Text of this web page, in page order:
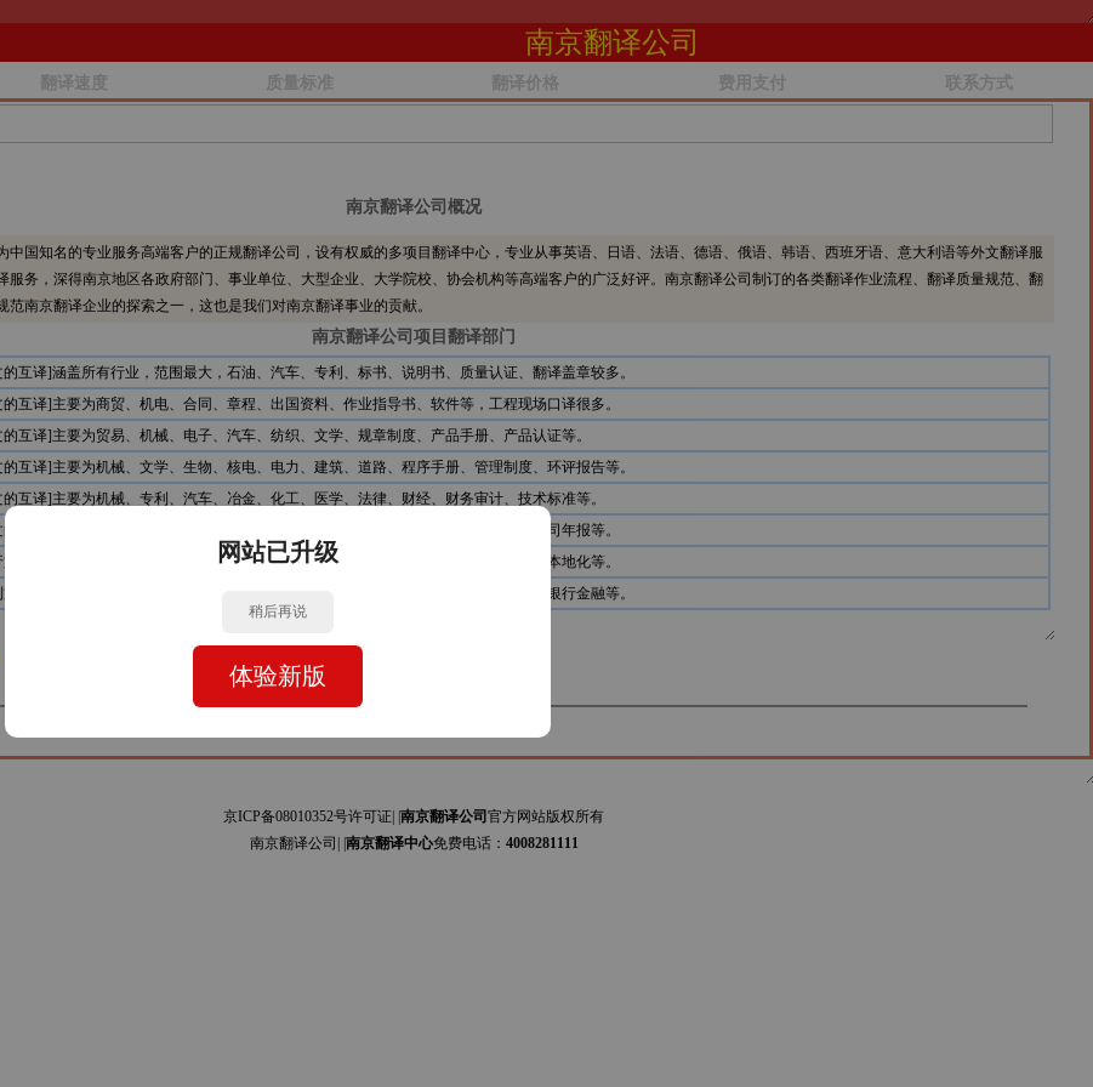
南京翻译公司
翻译速度 质量标准 翻译价格 费用支付 联系方式
南京翻译公司概况
国知名的专业服务高端客户的正规翻译公司，设有权威的多项目翻译中心，专业从事英语、日语、法语、德语、俄语、韩语、西班牙语、意大利语等外文翻译服
服务，深得南京地区各政府部门、事业单位、大型企业、大学院校、协会机构等高端客户的广泛好评。南京翻译公司制订的各类翻译作业流程、翻译质量规范、翻
南京翻译企业的探索之一，这也是我们对南京翻译事业的贡献。
南京翻译公司项目翻译部门
互译]涵盖所有行业，范围最大，石油、汽车、专利、标书、说明书、质量认证、翻译盖章较多。
互译]主要为商贸、机电、合同、章程、出国资料、作业指导书、软件等，工程现场口译很多。
互译]主要为贸易、机械、电子、汽车、纺织、文学、规章制度、产品手册、产品认证等。
互译]主要为机械、文学、生物、核电、电力、建筑、道路、程序手册、管理制度、环评报告等。
互译]主要为机械、专利、汽车、冶金、化工、医学、法律、财经、财务审计、技术标准等。
互译]主要为石油、服装、贸易、文学、食品、机电、电信、计算机、审计报告、公司年报等。
与中文的互译]主要为安装手册、设备规范、会计报表、司法文书、证书文件、网站本地化等。
与中文的互译]主要为艺术、贸易、服装、图书、科技论文、工程资料、商标专利、银行金融等。
京ICP备08010352号许可证| | 南京翻译公司 官方网站版权所有
南京翻译公司| | 南京翻译中心免费电话： 4008281111
网站已升级
稍后再说
体验新版